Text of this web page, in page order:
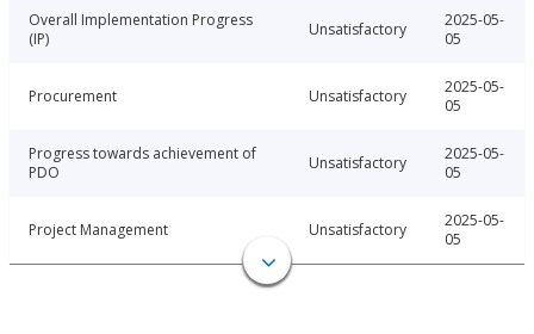
Overall Implementation Progress
(IP)
Unsatisfactory
2025-05-
05
Procurement Unsatisfactory
2025-05-
05
Progress towards achievement of
PDO
Unsatisfactory
2025-05-
05
Project Management Unsatisfactory
2025-05-
05